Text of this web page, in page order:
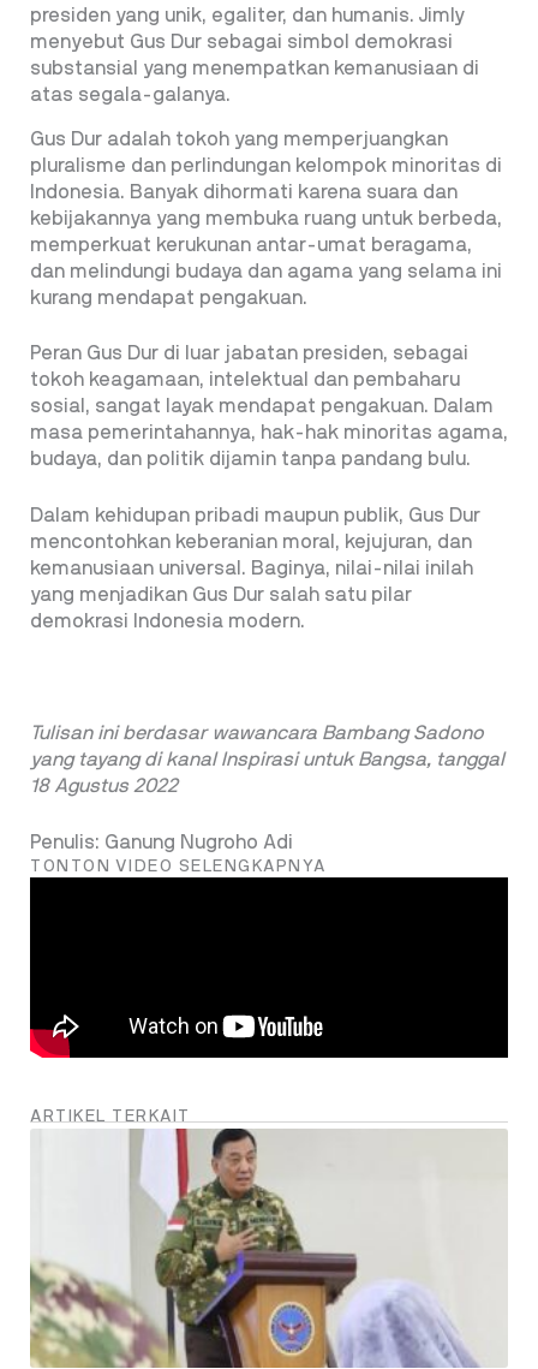
presiden yang unik, egaliter, dan humanis. Jimly
menyebut Gus Dur sebagai simbol demokrasi
substansial yang menempatkan kemanusiaan di
atas segala-galanya.
Gus Dur adalah tokoh yang memperjuangkan
pluralisme dan perlindungan kelompok minoritas di
Indonesia. Banyak dihormati karena suara dan
kebijakannya yang membuka ruang untuk berbeda,
memperkuat kerukunan antar-umat beragama,
dan melindungi budaya dan agama yang selama ini
kurang mendapat pengakuan.
Peran Gus Dur di luar jabatan presiden, sebagai
tokoh keagamaan, intelektual dan pembaharu
sosial, sangat layak mendapat pengakuan. Dalam
masa pemerintahannya, hak-hak minoritas agama,
budaya, dan politik dijamin tanpa pandang bulu.
Dalam kehidupan pribadi maupun publik, Gus Dur
mencontohkan keberanian moral, kejujuran, dan
kemanusiaan universal. Baginya, nilai-nilai inilah
yang menjadikan Gus Dur salah satu pilar
demokrasi Indonesia modern.
Tulisan ini berdasar wawancara Bambang Sadono
yang tayang di kanal Inspirasi untuk Bangsa, tanggal
18 Agustus 2022
Penulis: Ganung Nugroho Adi
TONTON VIDEO SELENGKAPNYA
ARTIKEL TERKAIT